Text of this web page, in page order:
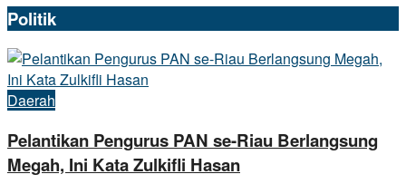
Politik
Daerah
Pelantikan Pengurus PAN se-Riau Berlangsung
Megah, Ini Kata Zulkifli Hasan